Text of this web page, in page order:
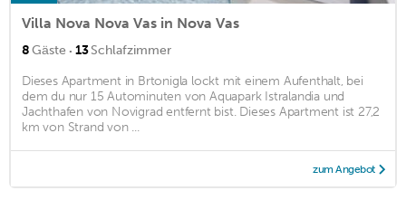
Villa Nova Nova Vas in Nova Vas
8Gäste · 13Schlafzimmer
Dieses Apartment in Brtonigla lockt mit einem Aufenthalt, bei
dem du nur 15 Autominuten von Aquapark Istralandia und
Jachthafen von Novigrad entfernt bist. Dieses Apartment ist 27,2
km von Strand von ...
zum Angebot